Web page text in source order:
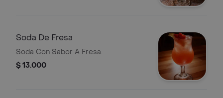
Soda De Fresa
Soda Con Sabor A Fresa.
$ 13.000